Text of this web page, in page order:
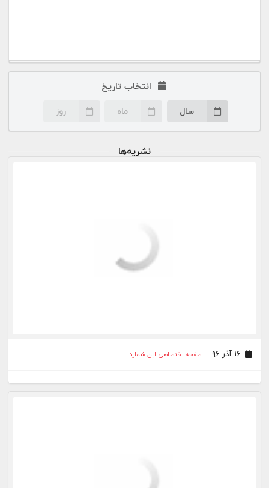
انتخاب تاریخ
سال ماه روز
نشریه‌ها
صفحه اختصاصی این شماره